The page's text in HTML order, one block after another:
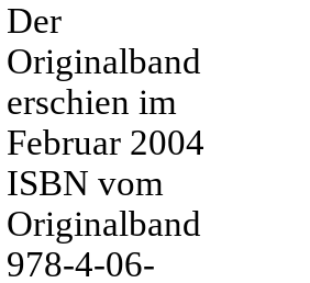
Der
Originalband
erschien im
Februar 2004
ISBN vom
Originalband
978-4-06-